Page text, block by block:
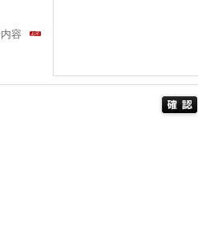
容